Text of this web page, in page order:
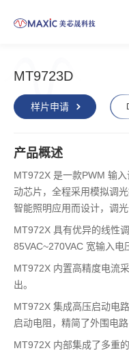
MT9723D
样片申请
产品概述
MT972X 是一款PWM 输
动芯片，全程采用模拟调
智能照明应用而设计，调
MT972X 具有优异的线性
85VAC~270VAC 宽输入电
MT972X 内置高精度电流
出。
MT972X 集成高压启动电
启动电阻，精简了外围电
MT972X 内部集成了多重